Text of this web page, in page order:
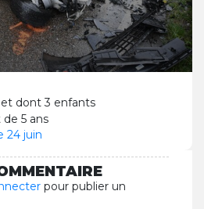
et dont 3 enfants
5 ans
24 juin
pour publier un